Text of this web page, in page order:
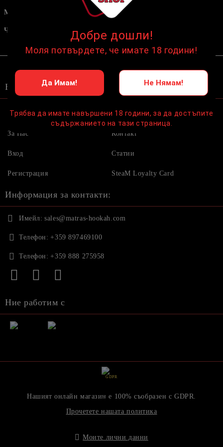
Мундщуци
Чашки
Мрежички
Аксесоари
Бързи връзки:
Начало
За Нас
Вход
Регистрация
Условия
Контакт
Статии
SteaM Loyalty Card
Информация за контакти:
Имейл: sales@matras-hookah.com
Телефон: +359 897469100
Телефон: +359 888 275958
Ние работим с
GDPR
Нашият онлайн магазин е 100% съобразен с GDPR.
Прочетете нашата политика
Моите лични данни
Добре дошли!
Моля потвърдете, че имате 18 години!
Да Имам! Не Нямам!
Трябва да имате навършени 18 години, за да достъпите
съдържанието на тази страница.